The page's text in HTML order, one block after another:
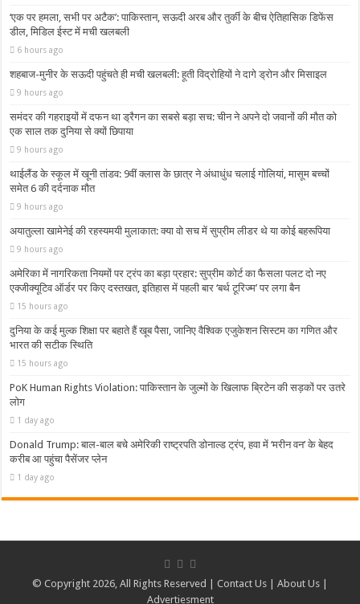
‘एक पर हमला, सभी पर अटैक’: पाकिस्तान, सऊदी अरब और तुर्की के बीच ऐतिहासिक डिफेंस
डील, मिडिल ईस्ट में मची खलबली
6 hours ago
शहबाज-मुनीर के सऊदी पहुंचते ही मची खलबली: हूती विद्रोहियों ने दागे ड्रोन और मिसाइल
9 hours ago
समंदर की गहराइयों में दफन था ड्रैगन का सबसे बड़ा सच: चीन ने अपने दो जवानों की मौत को
एक साल तक दुनिया से क्यों छिपाया
9 hours ago
थाईलैंड के स्कूल में खूनी तांडव: 9वीं क्लास के छात्र ने अंधाधुंध चलाई गोलियां, मासूम बच्चों
समेत 6 की दर्दनाक मौत
9 hours ago
अयातुल्ला खामेनेई की रहस्यमयी मुलाकात: क्या वो सच में सुप्रीम लीडर थे या कोई बहरूपिया
9 hours ago
अमेरिका में नागरिकता नियमों पर ट्रंप का बड़ा प्रहार: सुप्रीम कोर्ट का फैसला पलट दो नए
एक्जीक्यूटिव ऑर्डर पर किए दस्तखत, इतिहास में पहली बार ‘बर्थ टूरिज्म’ पर लगा बैन
15 hours ago
दुनिया के कई मुल्क शिक्षा पर बहाते हैं खूब पैसा, जानिए वैश्विक एजुकेशन सिस्टम का गणित और
भारत की सटीक स्थिति
15 hours ago
PoK Human Rights Violation: पाकिस्तान के जुल्मों के खिलाफ ब्रिटेन की सड़कों पर उतरे
लोग
1 day ago
Donald Trump: बाल-बाल बचे अमेरिकी राष्ट्रपति डोनाल्ड ट्रंप, हवा में ‘मरीन वन’ के बेहद
करीब आ पहुंचा पैसेंजर प्लेन
1 day ago
© Copyright 2026, All Rights Reserved | Contact Us About Us
Advertiesment